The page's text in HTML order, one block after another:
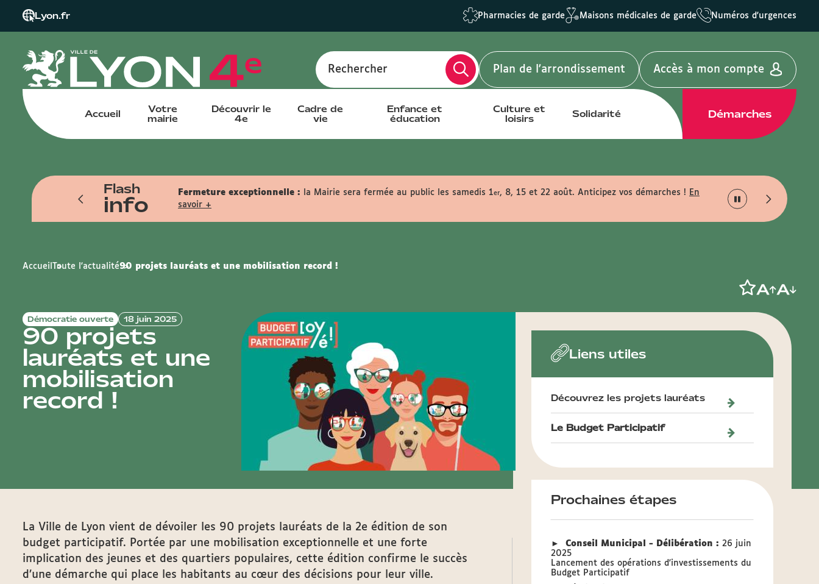
Lyon.fr Pharmacies de garde Maisons médicales de garde Numéros d'urgences
Rechercher Plan de l'arrondissement Accès à mon compte
Accueil
Votre
mairie
Découvrir le
4e
Cadre de
vie
Enfance et
éducation
Culture et
loisirs
Solidarité Démarches
Flash
info
pendant l'été. Reprise le samedi Fermeture exceptionnelle : la Mairie sera fermée au public les samedis 1er, 8, 15 et 22 août. Anticipez vos démarches !
En
savoir +
Accueil Toute l'actualité90 projets lauréats et une mobilisation record !
Démocratie ouverte 18 juin 2025
90 projets
lauréats et une
mobilisation
record !
La Ville de Lyon vient de dévoiler les 90 projets lauréats de la 2e édition de son
budget participatif. Portée par une mobilisation exceptionnelle et une forte
implication des jeunes et des quartiers populaires, cette édition confirme le succès
d’une démarche qui place les habitants au cœur des décisions pour leur ville.
Liens utiles
Découvrez les projets lauréats
Le Budget Participatif
Prochaines étapes
► Conseil Municipal - Délibération : 26 juin
2025
Lancement des opérations d'investissements du
Budget Participatif